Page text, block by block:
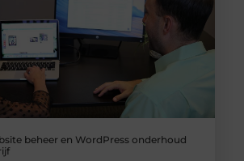
beheer en WordPress onderhoud